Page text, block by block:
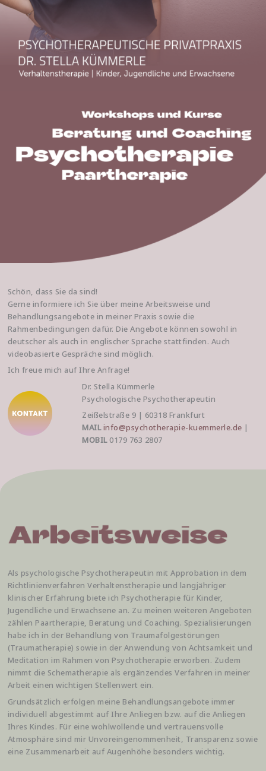
Schön, dass Sie da sind!
Gerne informiere ich Sie über meine Arbeitsweise und
Behandlungsangebote in meiner Praxis sowie die
Rahmenbedingungen dafür. Die Angebote können sowohl in
deutscher als auch in englischer Sprache stattfinden. Auch
videobasierte Gespräche sind möglich.
Ich freue mich auf Ihre Anfrage!
Dr. Stella Kümmerle
Psychologische Psychotherapeutin
Zeißelstraße 9 | 60318 Frankfurt
MAILinfo@psychotherapie-kuemmerle.de |
MOBIL0179 763 2807
Als psychologische Psychotherapeutin mit Approbation in dem
Richtlinienverfahren Verhaltenstherapie und langjähriger
klinischer Erfahrung biete ich Psychotherapie für Kinder,
Jugendliche und Erwachsene an. Zu meinen weiteren Angeboten
zählen Paartherapie, Beratung und Coaching. Spezialisierungen
habe ich in der Behandlung von Traumafolgestörungen
(Traumatherapie) sowie in der Anwendung von Achtsamkeit und
Meditation im Rahmen von Psychotherapie erworben. Zudem
nimmt die Schematherapie als ergänzendes Verfahren in meiner
Arbeit einen wichtigen Stellenwert ein.
Grundsätzlich erfolgen meine Behandlungsangebote immer
individuell abgestimmt auf Ihre Anliegen bzw. auf die Anliegen
Ihres Kindes. Für eine wohlwollende und vertrauensvolle
Atmosphäre sind mir Unvoreingenommenheit, Transparenz sowie
eine Zusammenarbeit auf Augenhöhe besonders wichtig.